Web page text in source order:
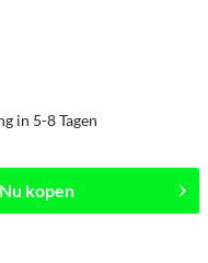
in 5-8 Tagen
Nu kopen